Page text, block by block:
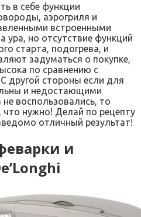
в себе функции
аэрогриля и
встроенными
ура, но отсутствие функций
старта, подогрева, и
задуматься о покупке,
по сравнению с
другой стороны если для
и недостающими
воспользовались, то
что нужно! Делай по рецепту
отличный результат!
и